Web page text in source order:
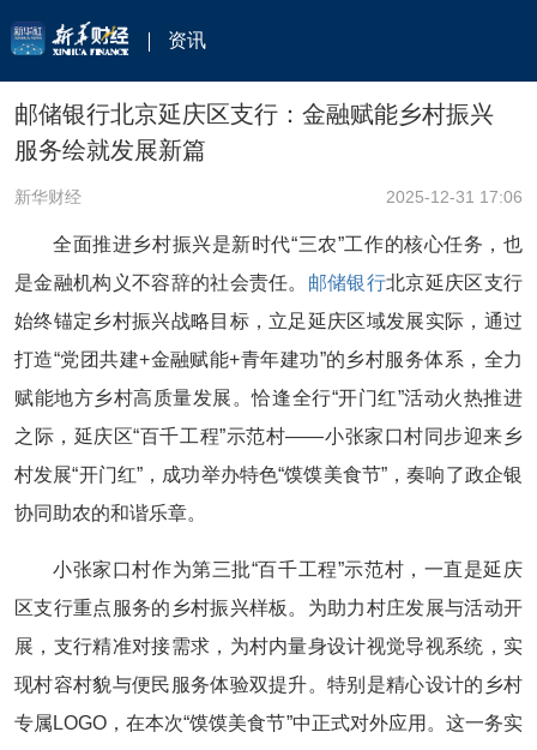
资讯
邮储银行北京延庆区支行：金融赋能乡村振兴
服务绘就发展新篇
新华财经 2025-12-31 17:06
全面推进乡村振兴是新时代“三农”工作的核心任务，也
是金融机构义不容辞的社会责任。 邮储银行北京延庆区支行
始终锚定乡村振兴战略目标，立足延庆区域发展实际，通过
打造“党团共建+金融赋能+青年建功”的乡村服务体系，全力
赋能地方乡村高质量发展。恰逢全行“开门红”活动火热推进
之际，延庆区“百千工程”示范村——小张家口村同步迎来乡
村发展“开门红”，成功举办特色“馍馍美食节”，奏响了政企银
协同助农的和谐乐章。
小张家口村作为第三批“百千工程”示范村，一直是延庆
区支行重点服务的乡村振兴样板。为助力村庄发展与活动开
展，支行精准对接需求，为村内量身设计视觉导视系统，实
现村容村貌与便民服务体验双提升。特别是精心设计的乡村
专属LOGO，在本次“馍馍美食节”中正式对外应用。这一务实